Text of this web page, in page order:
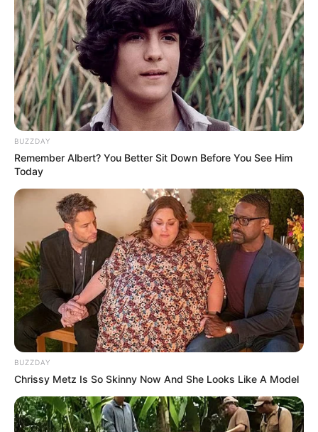
BUZZDAY
Remember Albert? You Better Sit Down Before You See Him
Today
BUZZDAY
Chrissy Metz Is So Skinny Now And She Looks Like A Model